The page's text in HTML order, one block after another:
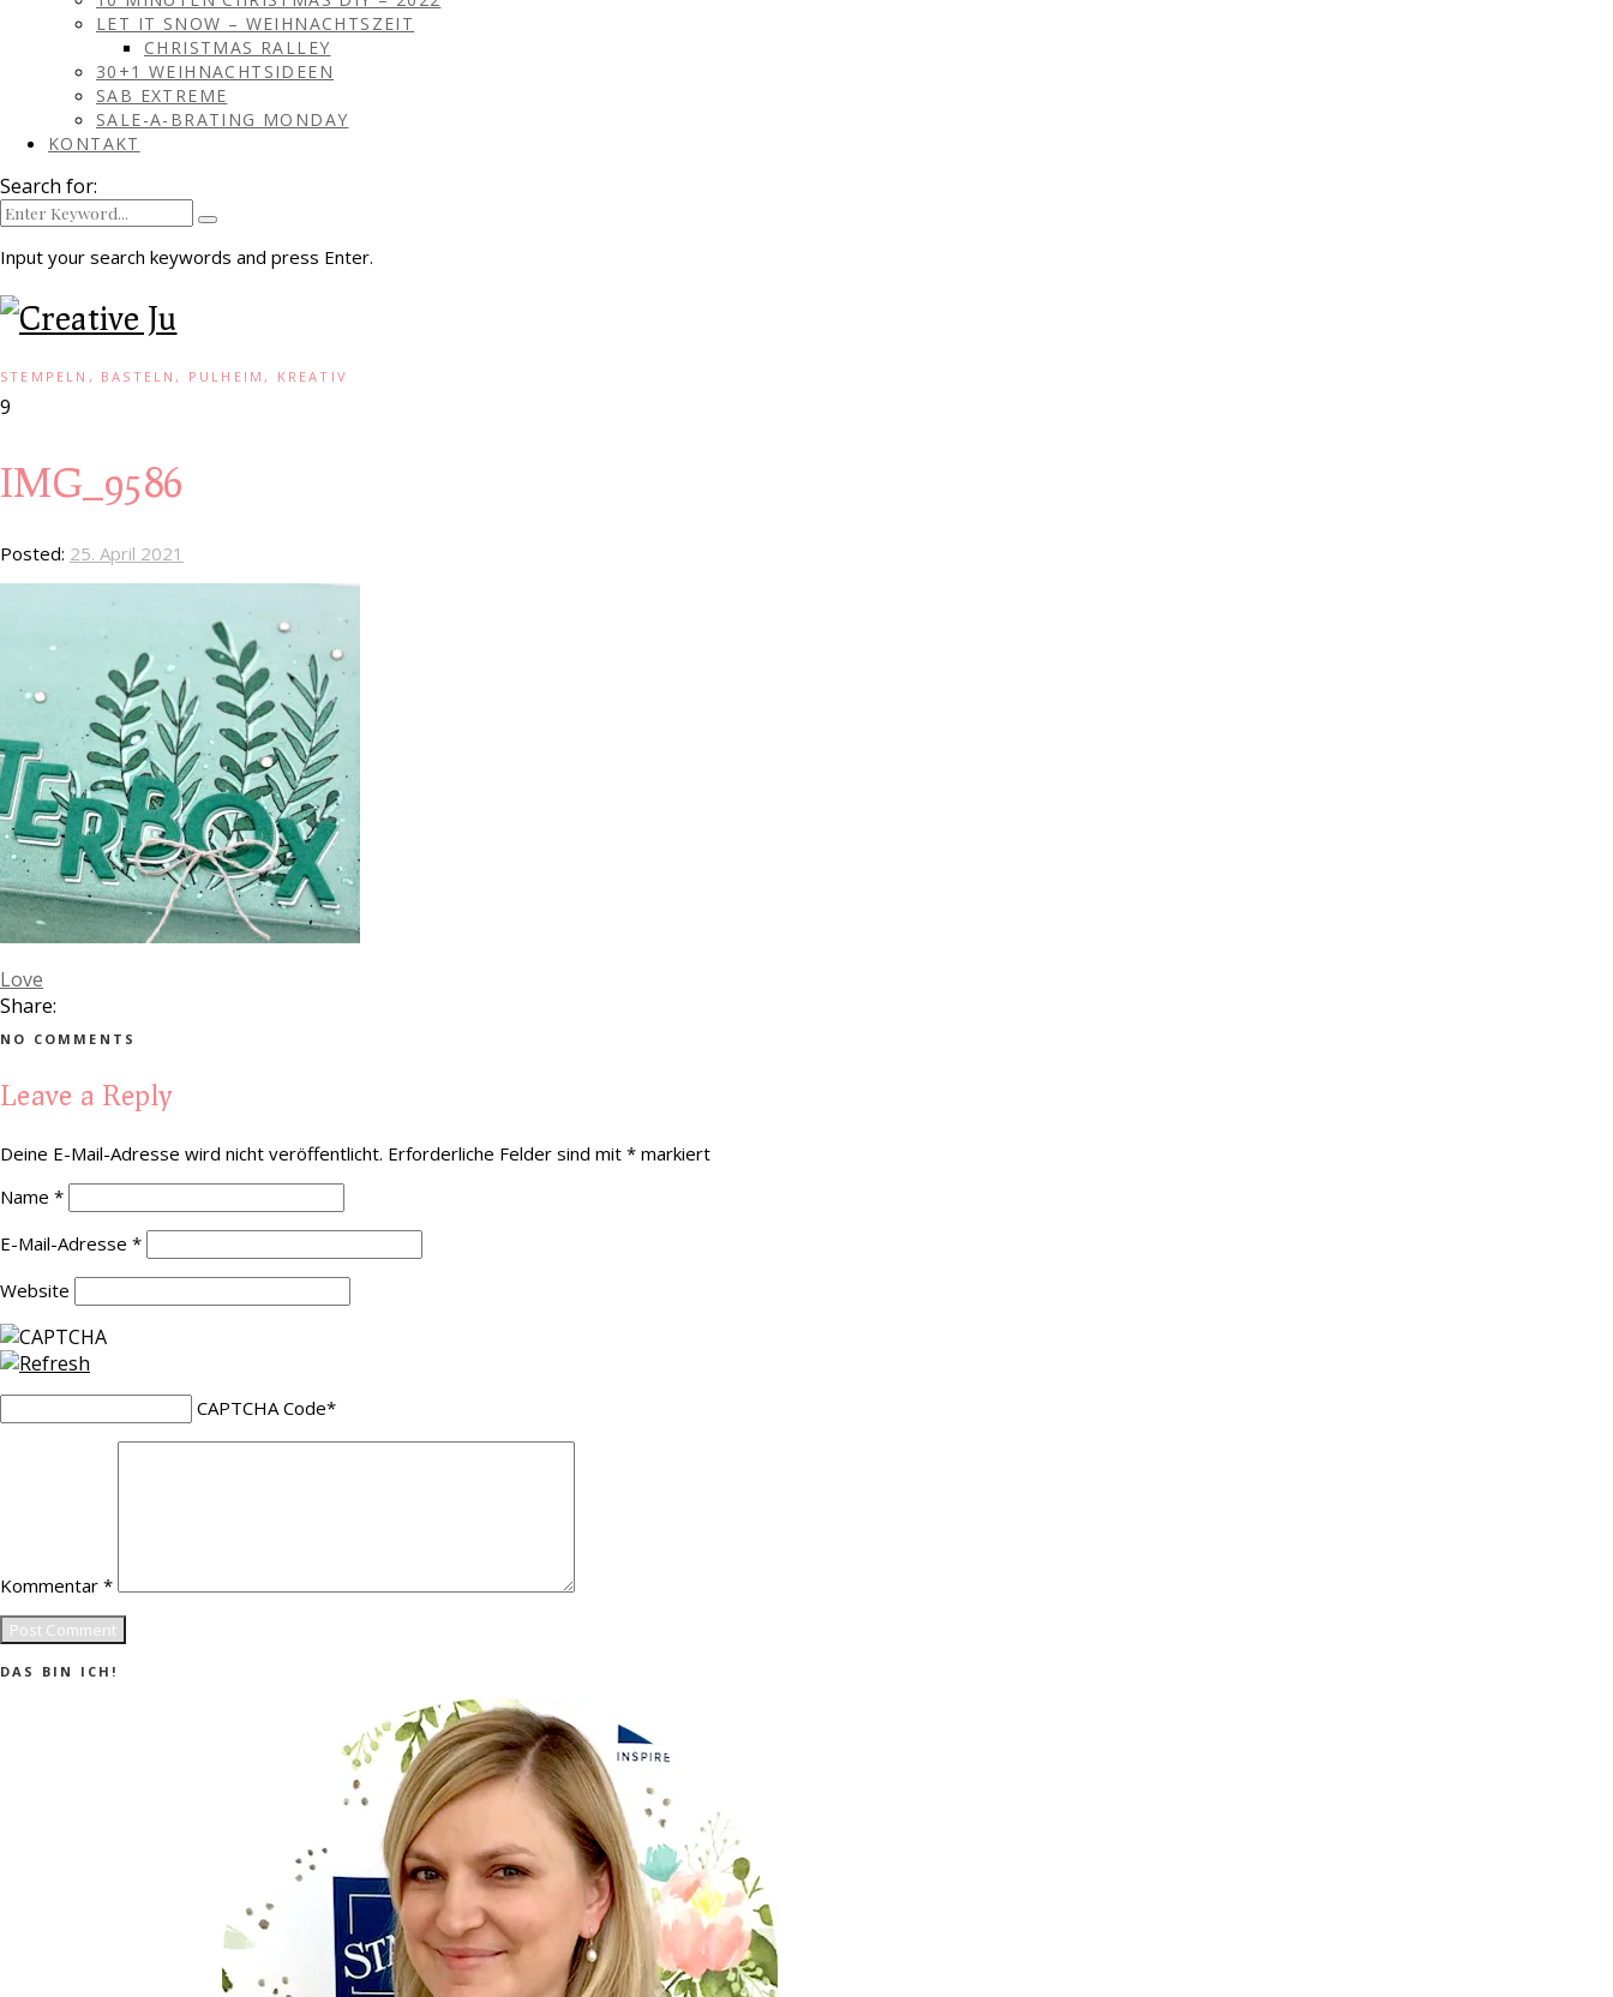
LET IT SNOW – WEIHNACHTSZEIT
CHRISTMAS RALLEY
30+1 WEIHNACHTSIDEEN
SAB EXTREME
SALE-A-BRATING MONDAY
KONTAKT
Search for:
Input your search keywords and press Enter.
STEMPELN, BASTELN, PULHEIM, KREATIV
9
IMG_9586
Posted: 25. April 2021
Love
Share:
NO COMMENTS
Leave a Reply
Deine E-Mail-Adresse wird nicht veröffentlicht. Erforderliche Felder sind mit * markiert
Name *
E-Mail-Adresse *
Website
CAPTCHA Code*
Kommentar *
DAS BIN ICH!